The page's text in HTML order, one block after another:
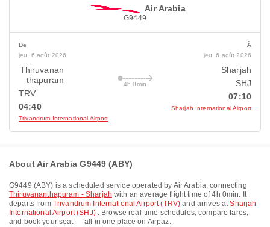
Air Arabia
G9449
De
jeu. 6 août 2026
Thiruvanan
thapuram
TRV
04:40
Trivandrum International Airport
4h 0min
À
jeu. 6 août 2026
Sharjah
SHJ
07:10
Sharjah International Airport
About Air Arabia G9449 (ABY)
G9449 (ABY) is a scheduled service operated by Air Arabia, connecting
Thiruvananthapuram - Sharjah with an average flight time of4h 0min. It
departs from Trivandrum International Airport (TRV)and arrives atSharjah
International Airport (SHJ) . Browse real-time schedules, compare fares,
and book your seat — all in one place on Airpaz.